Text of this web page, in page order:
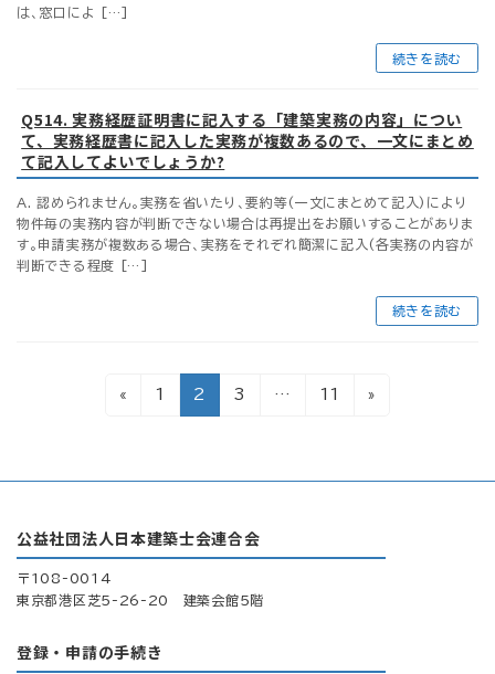
は、窓口によ […]
続きを読む
Q514. 実務経歴証明書に記入する「建築実務の内容」につい
て、実務経歴書に記入した実務が複数あるので、一文にまとめ
て記入してよいでしょうか?
A. 認められません。実務を省いたり、要約等(一文にまとめて記入)により
物件毎の実務内容が判断できない場合は再提出をお願いすることがありま
す。申請実務が複数ある場合、実務をそれぞれ簡潔に記入(各実務の内容が
判断できる程度 […]
続きを読む
ー
ジ
送
り
«
固
1
固
定
2
固
3 …
固
11 »
公益社団法人日本建築士会連合会
〒108-0014
東京都港区芝5-26-20 建築会館5階
登録・申請の手続き